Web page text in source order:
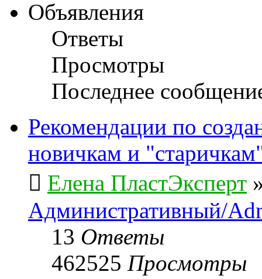
Объявления
Ответы
Просмотры
Последнее
Рекомендации по
новичкам и
Елена ПластЭксперт
Административный/
13 Ответы
462525 Просмотры